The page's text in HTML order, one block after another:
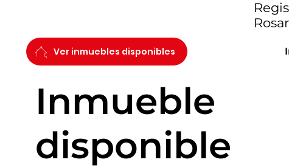
Ver inmuebles disponibles
Inmueble
disponible